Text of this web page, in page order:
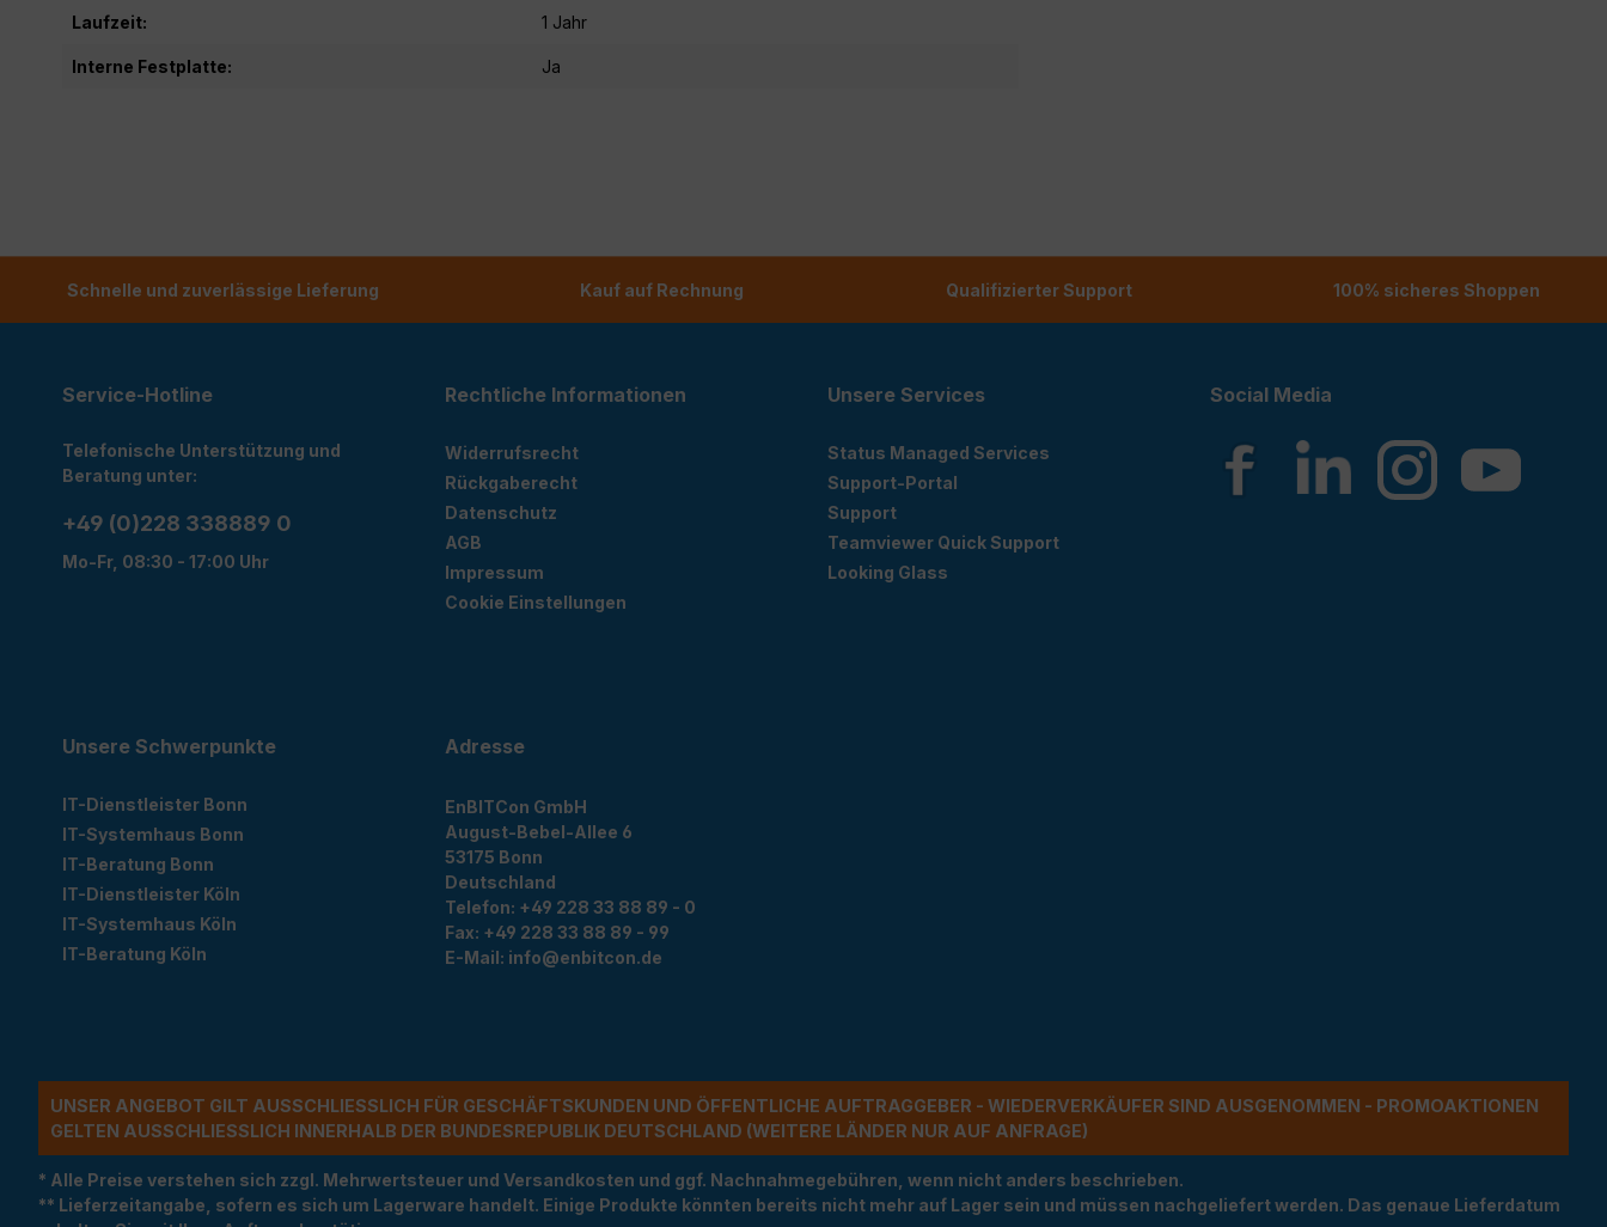
Laufzeit: 1 Jahr
Interne Festplatte: Ja
Schnelle und zuverlässige Lieferung Kauf auf Rechnung Qualifizierter Support 100% sicheres Shoppen
Service-Hotline
Telefonische Unterstützung und
Beratung unter:
+49 (0)228 338889 0
Mo-Fr, 08:30 - 17:00 Uhr
Rechtliche Informationen
Widerrufsrecht
Rückgaberecht
Datenschutz
AGB
Impressum
Cookie Einstellungen
Unsere Services
Status Managed Services
Support-Portal
Support
Teamviewer Quick Support
Looking Glass
Social Media
Unsere Schwerpunkte
IT-Dienstleister Bonn
IT-Systemhaus Bonn
IT-Beratung Bonn
IT-Dienstleister Köln
IT-Systemhaus Köln
IT-Beratung Köln
Adresse
EnBITCon GmbH
August-Bebel-Allee 6
53175 Bonn
Deutschland
Telefon: +49 228 33 88 89 - 0
Fax: +49 228 33 88 89 - 99
E-Mail: info@enbitcon.de
UNSER ANGEBOT GILT AUSSCHLIESSLICH FÜR GESCHÄFTSKUNDEN UND ÖFFENTLICHE AUFTRAGGEBER - WIEDERVERKÄUFER SIND AUSGENOMMEN - PROMOAKTIONEN G
ELTEN AUSSCHLIESSLICH INNERHALB DER BUNDESREPUBLIK DEUTSCHLAND (WEITERE LÄNDER NUR AUF ANFRAGE)
* Alle Preise verstehen sich zzgl. Mehrwertsteuer und Versandkosten und ggf. Nachnahmegebühren, wenn nicht anders beschrieben.
** Lieferzeitangabe, sofern es sich um Lagerware handelt. Einige Produkte könnten bereits nicht mehr auf Lager sein und müssen nachgeliefert werden. Das genaue Lieferdatum